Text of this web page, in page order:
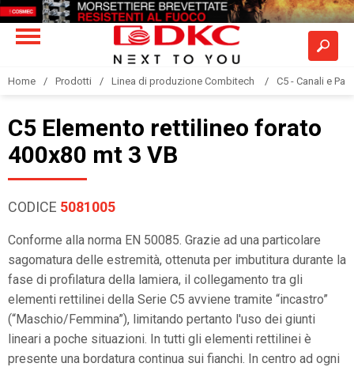
Home Prodotti Linea di produzione Combitech C5 - Canali e
C5 Elemento rettilineo forato
400x80 mt 3 VB
CODICE 5081005
Conforme alla norma EN 50085. Grazie ad una particolare
sagomatura delle estremità, ottenuta per imbutitura durante la
fase di profilatura della lamiera, il collegamento tra gli
elementi rettilinei della Serie C5 avviene tramite “incastro”
(“Maschio/Femmina”), limitando pertanto l'uso dei giunti
lineari a poche situazioni. In tutti gli elementi rettilinei è
presente una bordatura continua sui fianchi. In centro ad ogni